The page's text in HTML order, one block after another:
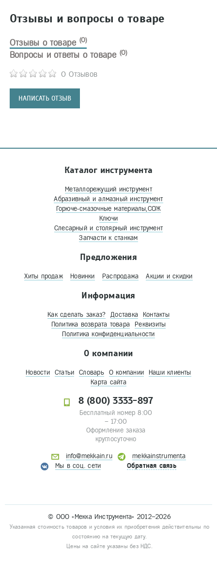
Отзывы и вопросы о товаре
Отзывы о товаре (0)
0 Отзывов
НАПИСАТЬ ОТЗЫВ
Вопросы и ответы о товаре (0)
Каталог инструмента
Металлорежущий инструмент
Абразивный и алмазный инструмент
Горюче-смазочные материалы,СОЖ
Ключи
Слесарный и столярный инструмент
Запчасти к станкам
Предложения
Хиты продаж Новинки Распродажа Акции и скидки
Информация
Как сделать заказ? Доставка
Контакты
Политика возврата товара
Реквизиты
Политика конфиденциальности
О компании
Новости Статьи Словарь О компании
Наши клиенты
Карта сайта
8 (800) 3333-897
Бесплатный номер 8:00
– 17:00
Оформление заказа
круглосуточно
info@mekkain.ru
mekkainstrumenta
Мы в соц. сети
Обратная связь
© ООО «Мекка Инструмента» 2012–2026
Указанная стоимость товаров и условия их приобретения действительны по
состоянию на текущую дату.
Цены на сайте указаны без НДС.